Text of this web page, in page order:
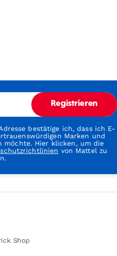
Registrieren
bestätige ich, dass ich E-
Marken und
möchte. Hier klicken, um die
von Mattel zu
Shop